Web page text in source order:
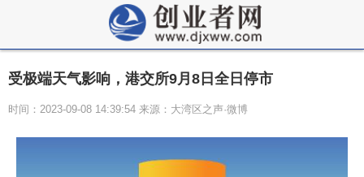
受极端天气影响，港交所9月8日全日停市
时间：2023-09-08 14:39:54 来源：大湾区之声·微博